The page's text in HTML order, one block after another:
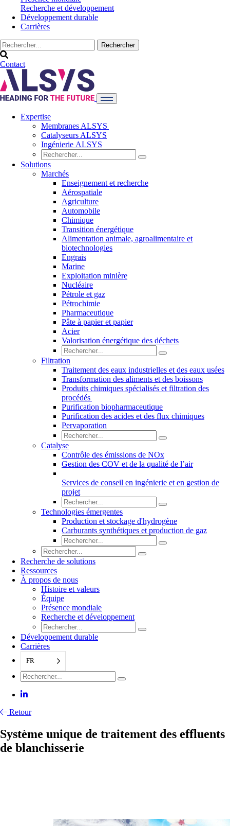
Recherche et développement
Développement durable
Carrières
Contact
Expertise
Membranes ALSYS
Catalyseurs ALSYS
Ingénierie ALSYS
Solutions
Marchés
Enseignement et recherche
Aérospatiale
Agriculture
Automobile
Chimique
Transition énergétique
Alimentation animale, agroalimentaire et
biotechnologies
Engrais
Marine
Exploitation minière
Nucléaire
Pétrole et gaz
Pétrochimie
Pharmaceutique
Pâte à papier et papier
Acier
Valorisation énergétique des déchets
Filtration
Traitement des eaux industrielles et des eaux usées
Transformation des aliments et des boissons
Produits chimiques spécialisés et filtration des
procédés
Purification biopharmaceutique
Purification des acides et des flux chimiques
Pervaporation
Catalyse
Contrôle des émissions de NOx
Gestion des COV et de la qualité de l’air
Services de conseil en ingénierie et en gestion de
projet
Technologies émergentes
Production et stockage d'hydrogène
Carburants synthétiques et production de gaz
Recherche de solutions
Ressources
À propos de nous
Histoire et valeurs
Équipe
Présence mondiale
Recherche et développement
Développement durable
Carrières
FR
Retour
Système unique de traitement des effluents
de blanchisserie